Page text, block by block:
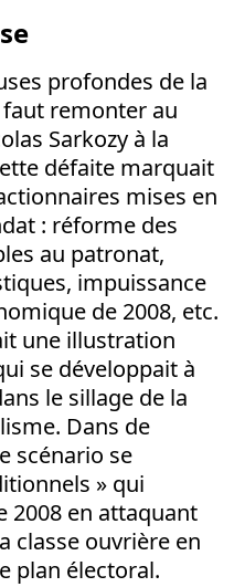
profondes de la
faut remonter au
Sarkozy à la
défaite marquait
mises en
: réforme des
au patronat,
impuissance
de 2008, etc.
une illustration
se développait à
le sillage de la
Dans de
scénario se
» qui
2008 en attaquant
classe ouvrière en
plan électoral.